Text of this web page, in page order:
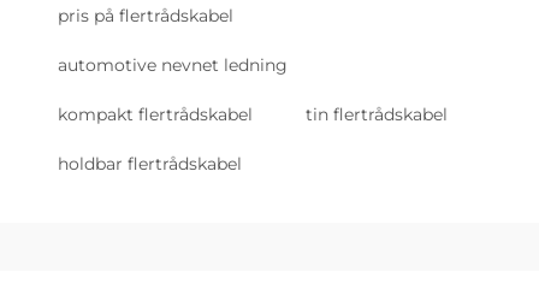
pris på flertrådskabel
automotive nevnet ledning
kompakt flertrådskabel tin flertrådskabel
holdbar flertrådskabel